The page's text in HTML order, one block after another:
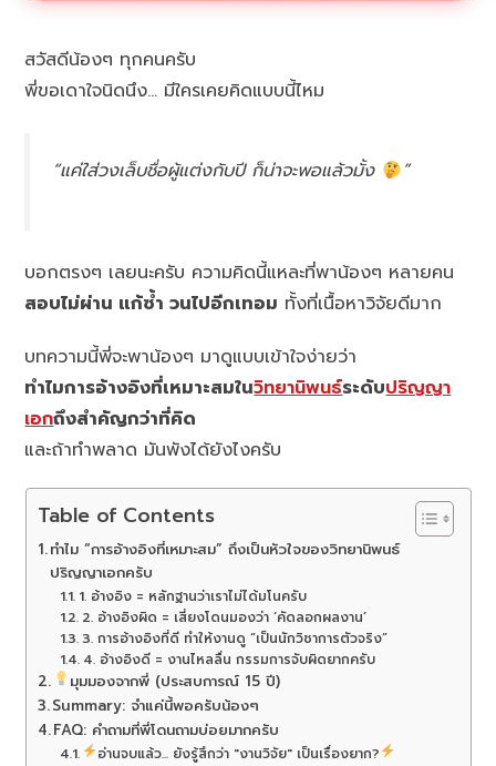
สวัสดีน้องๆ ทุกคนครับ
พี่ขอเดาใจนิดนึง… มีใครเคยคิดแบบนี้ไหม
“แค่ใส่วงเล็บชื่อผู้แต่งกับปี ก็น่าจะพอแล้วมั้ง ”
บอกตรงๆ เลยนะครับ ความคิดนี้แหละที่พาน้องๆ หลายคน
สอบไม่ผ่าน แก้ซ้ำ วนไปอีกเทอม ทั้งที่เนื้อหาวิจัยดีมาก
บทความนี้พี่จะพาน้องๆ มาดูแบบเข้าใจง่ายว่า
ทำไมการอ้างอิงที่เหมาะสมในวิทยานิพนธ์ระดับปริญญา
เอกถึงสำคัญกว่าที่คิด
และถ้าทำพลาด มันพังได้ยังไงครับ
Table of Contents
ทำไม “การอ้างอิงที่เหมาะสม” ถึงเป็นหัวใจของวิทยานิพนธ์
ปริญญาเอกครับ
1. อ้างอิง = หลักฐานว่าเราไม่ได้มโนครับ
2. อ้างอิงผิด = เสี่ยงโดนมองว่า ‘คัดลอกผลงาน’
3. การอ้างอิงที่ดี ทำให้งานดู “เป็นนักวิชาการตัวจริง”
4. อ้างอิงดี = งานไหลลื่น กรรมการจับผิดยากครับ
มุมมองจากพี่ (ประสบการณ์ 15 ปี)
Summary: จำแค่นี้พอครับน้องๆ
FAQ: คำถามที่พี่โดนถามบ่อยมากครับ
อ่านจบแล้ว... ยังรู้สึกว่า "งานวิจัย" เป็นเรื่องยาก?